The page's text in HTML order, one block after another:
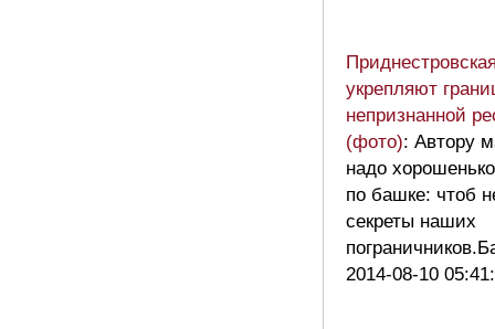
укрепляют
непризнанной
(фото): Автору
надо
по башке: чтоб
секреты наших
2014-08-10